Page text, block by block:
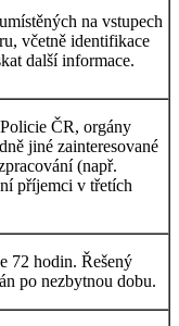
na vstupech
včetně identifikace
další informace.
ČR, orgány
jiné zainteresované
(např.
příjemci v třetích
72 hodin. Řešený
po nezbytnou dobu.